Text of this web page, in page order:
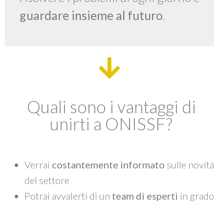
guardare insieme al futuro.
Quali sono i vantaggi di
unirti a ONISSF?
Verrai costantemente informato sulle novità
del settore
Potrai avvalerti di un team di esperti in grado